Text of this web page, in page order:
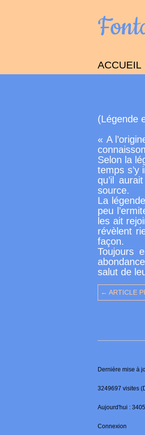
ACCUEIL
(Légende
« A
Selon la
temps s’y
qu’il
source.
La
peu
les ait
révèlent
façon.
Toujours
salut de
← ARTICLE
Dernière mise à
3249697 visites
Aujourd'hui :
Connexion